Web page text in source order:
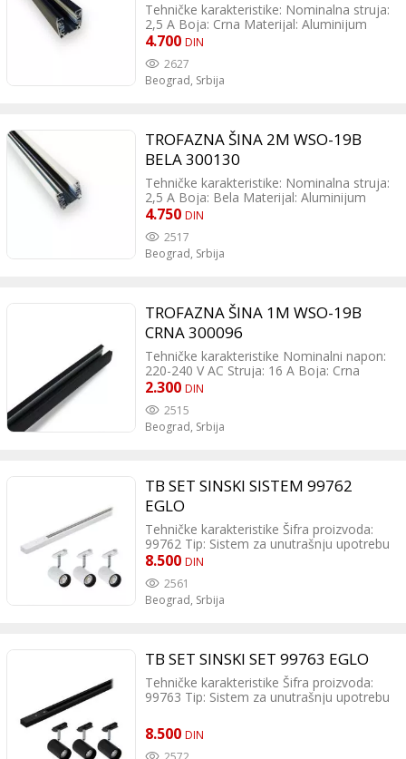
Tehničke karakteristike: Nominalna struja:
2,5 A Boja: Crna Materijal: Aluminijum
Dimenzije profila: 36 x 32 mm Dužina: 2
Omogućava nezavisno
uključivanje/isključivanje tri grupe
4.700 DIN
2627
Beograd, Srbija
TROFAZNA ŠINA 2M WSO-19B
BELA 300130
Tehničke karakteristike: Nominalna struja:
2,5 A Boja: Bela Materijal: Aluminijum
Dimenzije: 36 x 32 x 2000 mm Opis
metra, bijele boje, dizajnirana je za
jednostavnu i elegantnu instalaciju
klasičnih.
4.750 DIN
2517
Beograd, Srbija
TROFAZNA ŠINA 1M WSO-19B
CRNA 300096
Tehničke karakteristike Nominalni napon:
220-240 V AC Struja: 16 A Boja: Crna
Materijal: Aluminijum Dimenzije: 36 x 32 x
metra, bez početka i kraja šine) Tip:
Trofazna mono šina Funkcija:
Jednostavna i laka
2.300 DIN
2515
Beograd, Srbija
TB SET SINSKI SISTEM 99762
EGLO
Tehničke karakteristike Šifra proizvoda:
99762 Tip: Sistem za unutrašnju upotrebu
Dimenzije: Dužina: 1000 mm Masa:
aluminijum, plastika (bela) Staklo/abažur:
čelik (bela) Funkcionalnost: Prekidač:
8.500 DIN
2561
Beograd, Srbija
TB SET SINSKI SET 99763 EGLO
Tehničke karakteristike Šifra proizvoda:
99763 Tip: Sistem za unutrašnju upotrebu
kg Materijal i boja: Kućište: aluminijum,
plastika (crno) Staklo/abažur: čelik (crno)
Funkcionalnost: Prekidač: nema
8.500 DIN